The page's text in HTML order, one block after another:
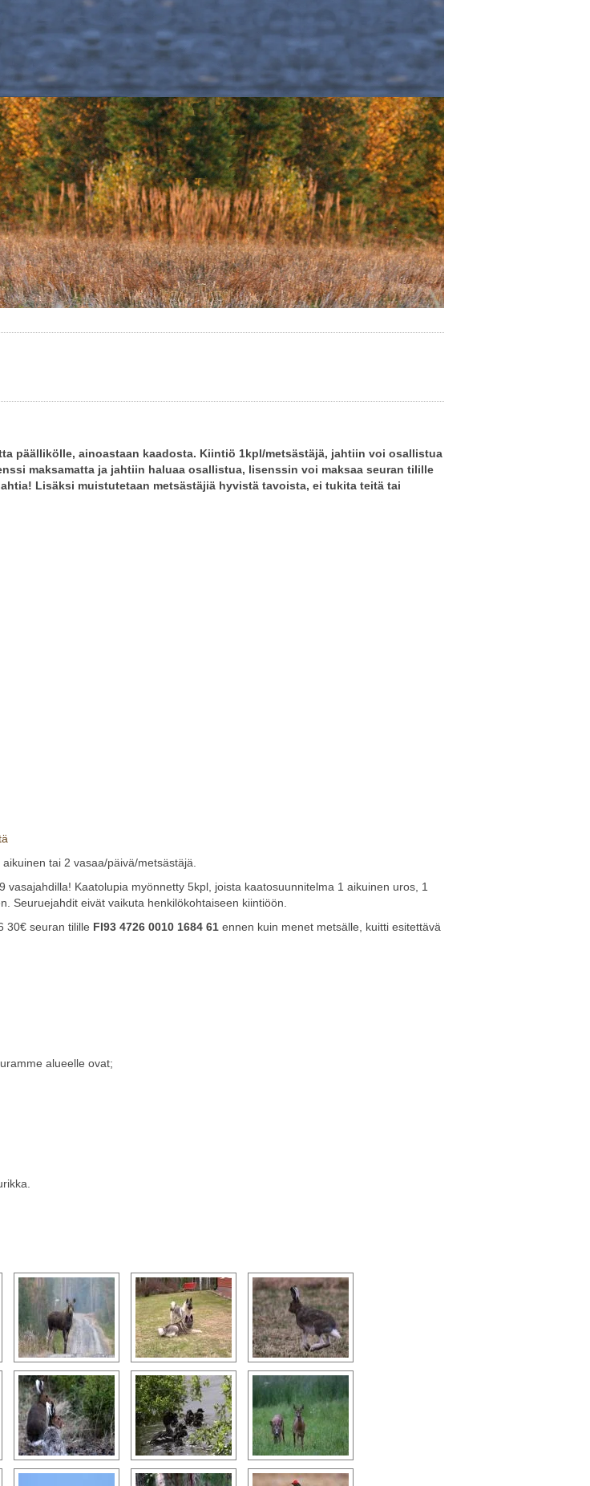
päällikölle, ainoastaan kaadosta. Kiintiö 1kpl/metsästäjä, jahtiin voi osallistua
maksamatta ja jahtiin haluaa osallistua, lisenssin voi maksaa seuran tilille
Lisäksi muistutetaan metsästäjiä hyvistä tavoista, ei tukita teitä tai
tai 2 vasaa/päivä/metsästäjä.
Kaatolupia myönnetty 5kpl, joista kaatosuunnitelma 1 aikuinen uros, 1
Seuruejahdit eivät vaikuta henkilökohtaiseen kiintiöön.
30€ seuran tilille FI93 4726 0010 1684 61 ennen kuin menet metsälle, kuitti esitettävä
alueelle ovat;